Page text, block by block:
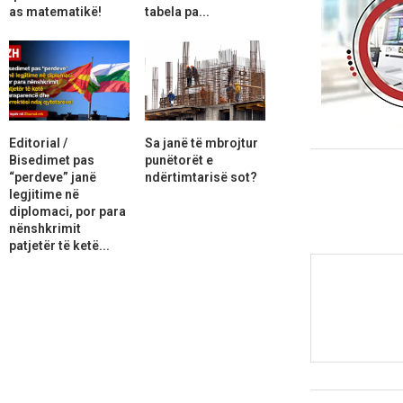
as matematikë!
tabela pa...
Editorial /
Bisedimet pas
“perdeve” janë
legjitime në
diplomaci, por para
nënshkrimit
patjetër të ketë...
Sa janë të mbrojtur
punëtorët e
ndërtimtarisë sot?